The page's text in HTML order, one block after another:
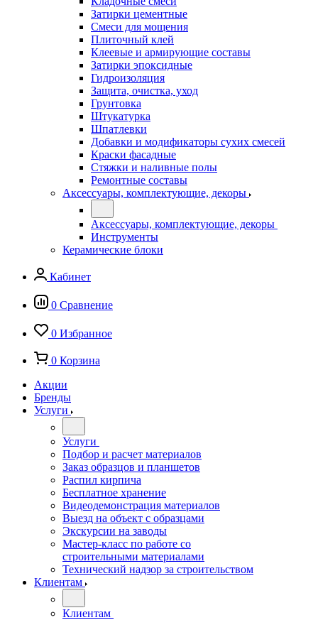
Затирки цементные
Смеси для мощения
Плиточный клей
Клеевые и армирующие составы
Затирки эпоксидные
Гидроизоляция
Защита, очистка, уход
Грунтовка
Штукатурка
Шпатлевки
Добавки и модификаторы сухих смесей
Краски фасадные
Стяжки и наливные полы
Ремонтные составы
Аксессуары, комплектующие, декоры
Аксессуары, комплектующие, декоры
Инструменты
Керамические блоки
Кабинет
0 Сравнение
0 Избранное
0 Корзина
Акции
Бренды
Услуги
Услуги
Подбор и расчет материалов
Заказ образцов и планшетов
Распил кирпича
Бесплатное хранение
Видеодемонстрация материалов
Выезд на объект с образцами
Экскурсии на заводы
Мастер-класс по работе со
строительными материалами
Технический надзор за строительством
Клиентам
Клиентам